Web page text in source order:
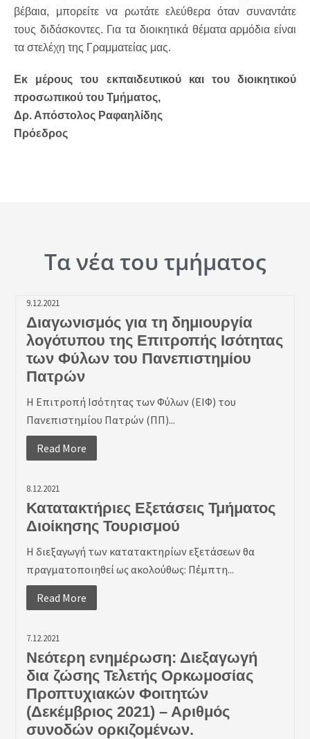
βέβαια, μπορείτε να ρωτάτε ελεύθερα όταν συναντάτε
τους διδάσκοντες. Για τα διοικητικά θέματα αρμόδια είναι
τα στελέχη της Γραμματείας μας.
Εκ μέρους του εκπαιδευτικού και του διοικητικού
προσωπικού του Τμήματος,
Δρ. Απόστολος Ραφαηλίδης
Πρόεδρος
Τα νέα του τμήματος
9.12.2021
Διαγωνισμός για τη δημιουργία
λογότυπου της Επιτροπής Ισότητας
των Φύλων του Πανεπιστημίου
Πατρών
Η Επιτροπή Ισότητας των Φύλων (ΕΙΦ) του
Πανεπιστημίου Πατρών (ΠΠ)...
Read More
8.12.2021
Κατατακτήριες Εξετάσεις Τμήματος
Διοίκησης Τουρισμού
Η διεξαγωγή των κατατακτηρίων εξετάσεων θα
πραγματοποιηθεί ως ακολούθως: Πέμπτη...
Read More
7.12.2021
Νεότερη ενημέρωση: Διεξαγωγή
δια ζώσης Τελετής Ορκωμοσίας
Προπτυχιακών Φοιτητών
(Δεκέμβριος 2021) – Αριθμός
συνοδών ορκιζομένων.